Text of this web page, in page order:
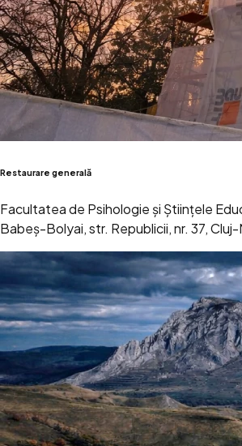
Restaurare generală
Facultatea de Psihologie și Științele
Babeș-Bolyai, str. Republicii, nr. 37,